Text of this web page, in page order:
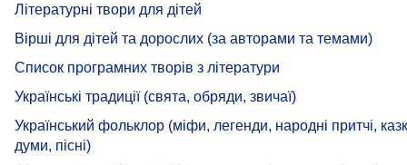
Літературні твори для дітей
Вірші для дітей та дорослих (за авторами та темами)
Список програмних творів з літератури
Українські традиції (свята, обряди, звичаї)
Український фольклор (міфи, легенди, народні притчі,
думи, пісні)